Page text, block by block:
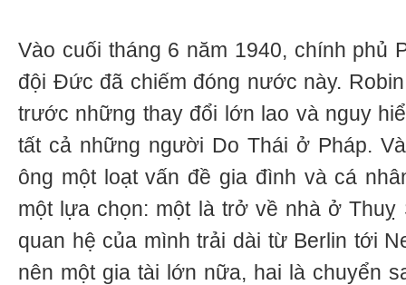
Vào cuối tháng 6 năm 1940, chính phủ
đội Đức đã chiếm đóng nước này.
trước những thay đổi lớn lao và nguy
tất cả những người Do Thái ở Pháp.
ông một loạt vấn đề gia đình và cá
một lựa chọn: một là trở về nhà ở
quan hệ của mình trải dài từ Berlin tới
nên một gia tài lớn nữa, hai là chuyển